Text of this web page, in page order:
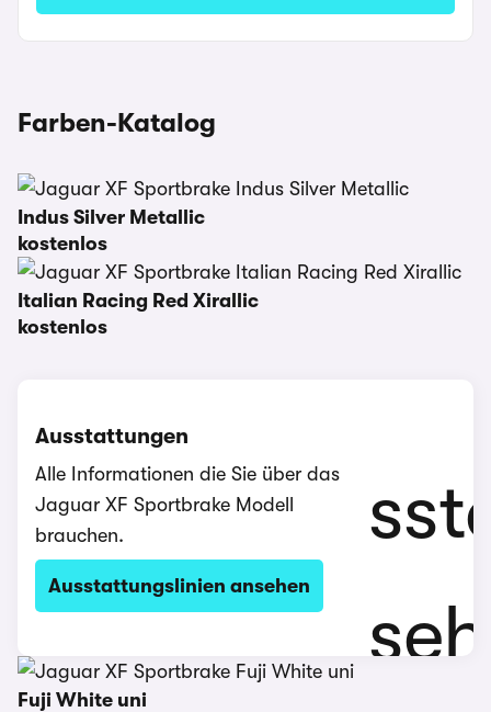
Farben-Katalog
Indus Silver Metallic
kostenlos
Italian Racing Red Xirallic
kostenlos
Ausstattungen
Alle Informationen die Sie über das
Jaguar XF Sportbrake Modell
brauchen.
Ausstattungslinien ansehen
Fuji White uni